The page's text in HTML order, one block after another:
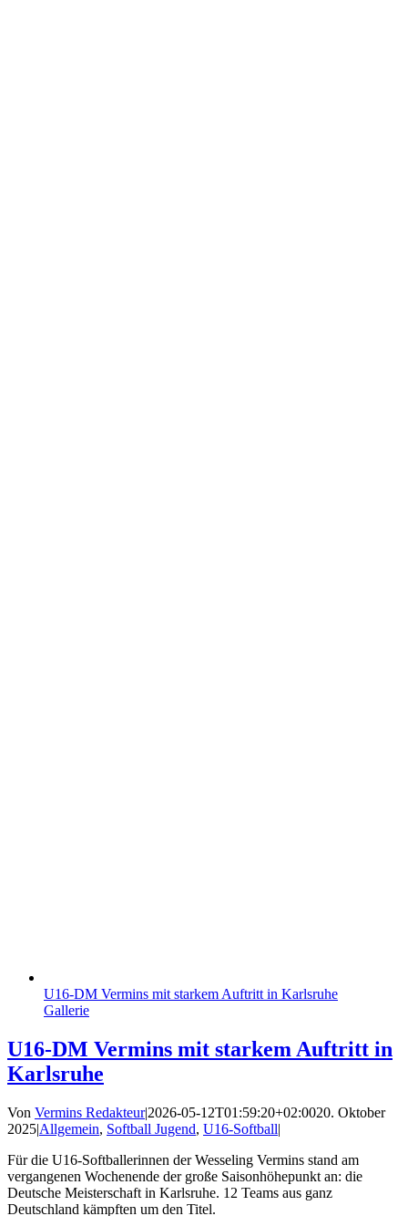
U16-DM Vermins mit starkem Auftritt in Karlsruhe
Gallerie
U16-DM Vermins mit starkem Auftritt in
Karlsruhe
Von Vermins Redakteur|2026-05-12T01:59:20+02:0020. Oktober
2025|Allgemein, Softball Jugend, U16-Softball|
Für die U16-Softballerinnen der Wesseling Vermins stand am
vergangenen Wochenende der große Saisonhöhepunkt an: die
Deutsche Meisterschaft in Karlsruhe. 12 Teams aus ganz
Deutschland kämpften um den Titel.